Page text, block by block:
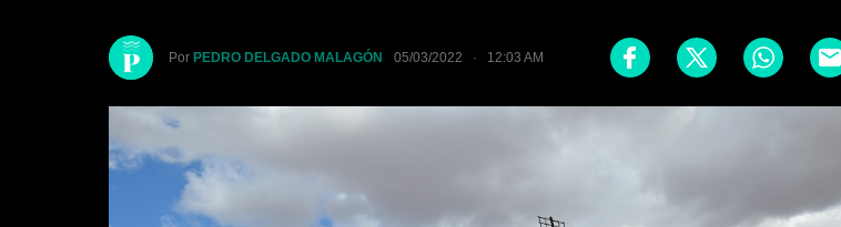
Por PEDRO DELGADO MALAGÓN 05/03/2022 · 12:03 AM